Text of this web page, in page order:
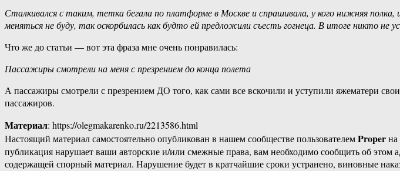
Сталкивался с таким, тетка бегала по платформе в Москве и спрашивала, у кого нижняя
меняться не буду, так оскорбилась как будто ей предложили съесть гогнеца. В итоге никто не
Что же до статьи — вот эта фраза мне очень понравилась:
Пассажиры смотрели на меня с презрением до конца полета
А пассажиры смотрели с презрением ДО того, как сами все вскочили и уступили яжематери
пассажиров.
Материал: https://olegmakarenko.ru/2213586.html
Настоящий материал самостоятельно опубликован в нашем сообществе пользователемProper
публикация нарушает ваши авторские и/или смежные права, вам необходимо сообщить об этом
содержащей спорный материал. Нарушение будет в кратчайшие сроки устранено, виновные